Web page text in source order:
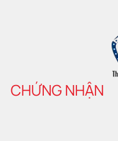
CHỨNG NHẬN